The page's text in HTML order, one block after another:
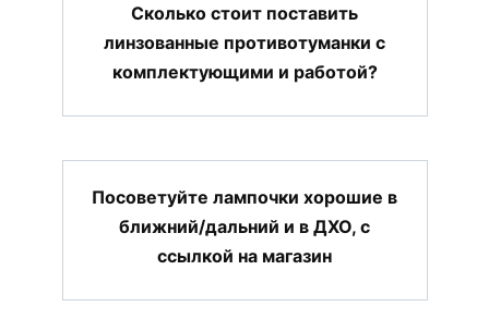
Сколько стоит поставить
линзованные противотуманки с
комплектующими и работой?
Посоветуйте лампочки хорошие в
ближний/дальний и в ДХО, с
ссылкой на магазин